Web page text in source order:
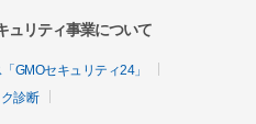
ュリティ事業について
GMOセキュリティ24」
診断